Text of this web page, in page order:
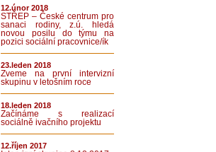
12.únor 2018
STŘEP – České centrum pro
sanaci rodiny, z.ú. hledá
novou posilu do týmu na
pozici sociální pracovnice/ík
23.leden 2018
Zveme na první intervizní
skupinu v letošním roce
18.leden 2018
Začínáme s realizací
sociálně ivačního projektu
12.říjen 2017